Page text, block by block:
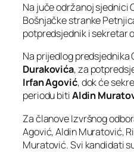
Na juče održanoj sjednici
Bošnjačke stranke
potpredsjednik i sekretar
Na prijedlog predsjednika
Durakovića, za
Irfan Agović, dok će
periodu bitiAldin
Za članove Izvršnog
Agović, Aldin Muratović,
Muratović. Svi kandidati